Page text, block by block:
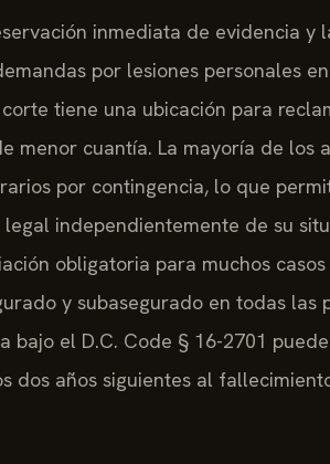
inmediata de evidencia y
por lesiones personales
corte tiene una ubicación para
menor cuantía. La mayoría de los
por contingencia, lo que
independientemente de su
obligatoria para muchos
y subasegurado en todas las
bajo el D.C. Code § 16-2701
dos años siguientes al